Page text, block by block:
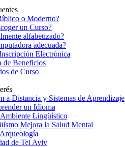
o Moderno?
un Curso?
alfabetizado?
adecuada?
Electrónica
de Beneficios
de Curso
a Distancia y Sistemas de Aprendizaje
un Idioma
Lingüístico
Mejora la Salud Mental
de Tel Aviv